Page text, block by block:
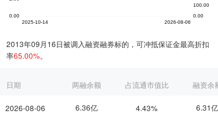
2013年09月16日被调入融资融券标的，可冲抵保证金最高折扣
率65.00%。
日期
2026-08-06
两融余额 占流通市值比 融资余
6.36亿 4.43% 6.31亿